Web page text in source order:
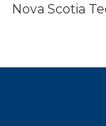
Nova Scotia